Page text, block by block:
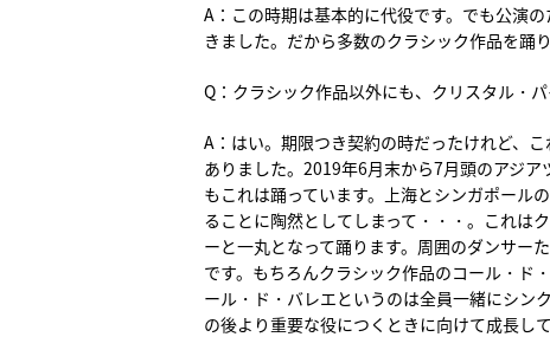
A：この時期は基本的に代役です。でも公演
きました。だから多数のクラシック作品を踊り
Q：クラシック作品以外にも、クリスタル・
A：はい。期限つき契約の時だったけれど、
ありました。2019年6月末から7月頭のアジ
もこれは踊っています。上海とシンガポール
ることに陶然としてしまって・・・。これは
ーと一丸となって踊ります。周囲のダンサー
です。もちろんクラシック作品のコール・ド
ール・ド・バレエというのは全員一緒にシン
の後より重要な役につくときに向けて成長し